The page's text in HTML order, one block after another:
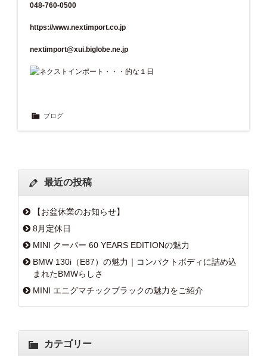
048-760-0500
https://www.nextimport.co.jp
nextimport@xui.biglobe.ne.jp
ブログ
最近の投稿
【お盆休業のお知らせ】
8月定休日
MINI クーパー 60 YEARS EDITIONの魅力
BMW 130i（E87）の魅力｜コンパクトボディに詰め込
まれたBMWらしさ
MINI エニグマチックブラックの魅力をご紹介
カテゴリー